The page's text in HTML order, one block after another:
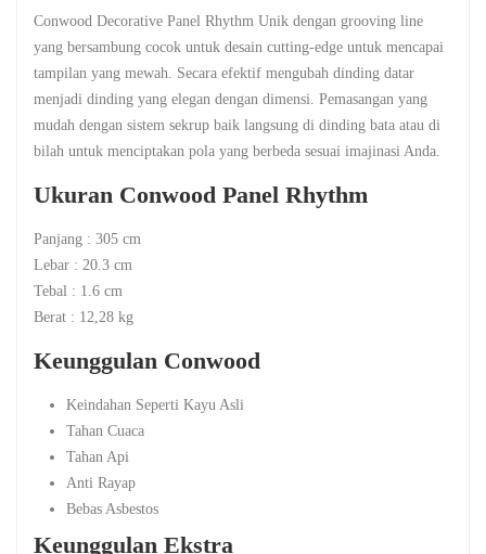
Conwood Decorative Panel Rhythm Unik dengan grooving line
yang bersambung cocok untuk desain cutting-edge untuk mencapai
tampilan yang mewah. Secara efektif mengubah dinding datar
menjadi dinding yang elegan dengan dimensi. Pemasangan yang
mudah dengan sistem sekrup baik langsung di dinding bata atau di
bilah untuk menciptakan pola yang berbeda sesuai imajinasi Anda.
Ukuran Conwood Panel Rhythm
Panjang : 305 cm
Lebar : 20.3 cm
Tebal : 1.6 cm
Berat : 12,28 kg
Keunggulan Conwood
Keindahan Seperti Kayu Asli
Tahan Cuaca
Tahan Api
Anti Rayap
Bebas Asbestos
Keunggulan Ekstra